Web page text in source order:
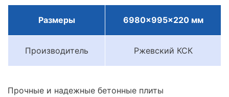
Размеры 6980x995x220 мм
Производитель Ржевский КСК
Прочные и надежные бетонные плиты